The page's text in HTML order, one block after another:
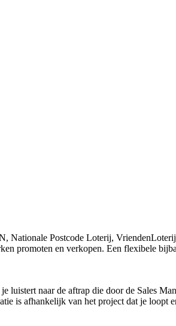
Nationale Postcode Loterij,
promoten en verkopen. Een flexibele
naar de aftrap die door de Sales
is afhankelijk van het project dat je